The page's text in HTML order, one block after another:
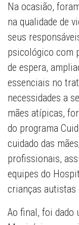
Na ocasião,
na qualidade de
seus
psicológico com
de espera,
essenciais no
necessidades a
mães atípicas,
do programa
cuidado das
profissionais,
equipes do
crianças autistas
Ao final, foi dado